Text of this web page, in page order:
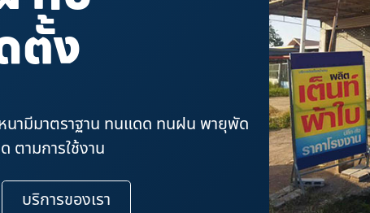
ตั้ง
นามีมาตราฐาน ทนแดด ทนฝน พายุพัด
ตามการใช้งาน
บริการของเรา